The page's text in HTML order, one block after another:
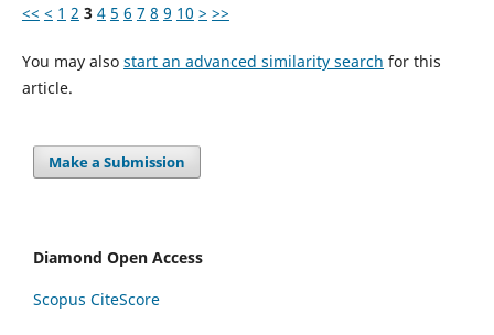
<< < 1 2 3 4 5 6 7 8 9 10 > >>
You may also start an advanced similarity search for this
article.
Make a Submission
Diamond Open Access
Scopus CiteScore